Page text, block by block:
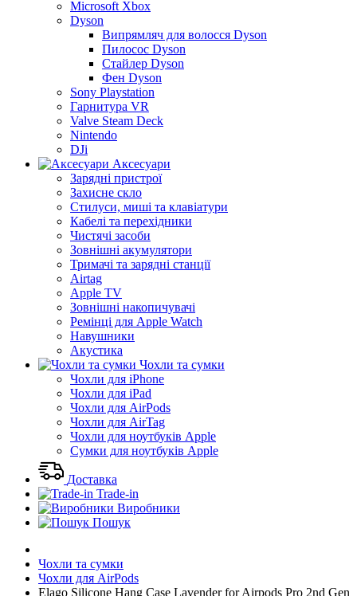
Microsoft Xbox
Dyson
Випрямляч для волосся Dyson
Пилосос Dyson
Стайлер Dyson
Фен Dyson
Sony Playstation
Гарнитура VR
Valve Steam Deck
Nintendo
DJi
Аксесуари
Зарядні пристрої
Захисне скло
Стилуси, миші та клавіатури
Кабелі та перехідники
Чистячі засоби
Зовнішні акумулятори
Тримачі та зарядні станції
Airtag
Apple TV
Зовнішні накопичувачі
Ремінці для Apple Watch
Навушники
Акустика
Чохли та сумки
Чохли для iPhone
Чохли для iPad
Чохли для AirPods
Чохли для AirTag
Чохли для ноутбуків Apple
Сумки для ноутбуків Apple
Доставка
Trade-in
Виробники
Пошук
Чохли та сумки
Чохли для AirPods
Elago Silicone Hang Case Lavender for Airpods Pro 2nd Gen